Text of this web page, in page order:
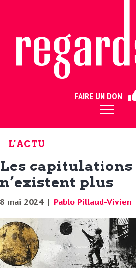
FAIRE UN DON
L'ACTU
Les
n’existent plus
8 mai 2024 | Pablo Pillaud-Vivien